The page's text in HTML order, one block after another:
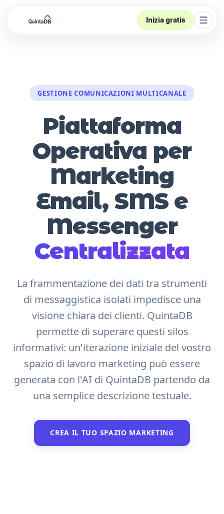
Inizia gratis
Apri
GESTIONE COMUNICAZIONI MULTICANALE
Piattaforma
Operativa per
Marketing
Email, SMS e
Messenger
Centralizzata
La frammentazione dei dati tra strumenti
di messaggistica isolati impedisce una
visione chiara dei clienti. QuintaDB
permette di superare questi silos
informativi: un'iterazione iniziale del vostro
spazio di lavoro marketing può essere
generata con l'AI di QuintaDB partendo da
una semplice descrizione testuale.
CREA IL TUO SPAZIO MARKETING